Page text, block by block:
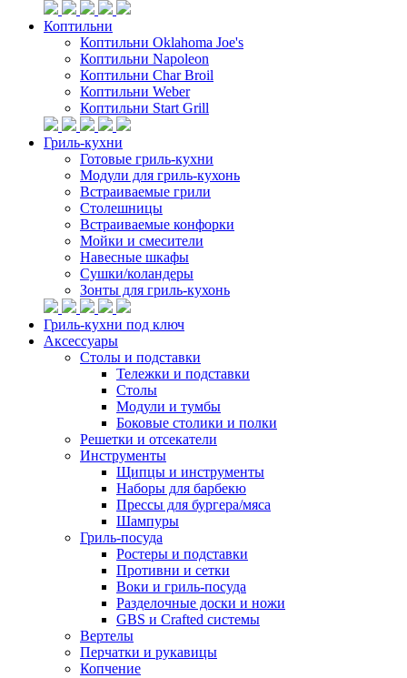
Коптильни
Коптильни Oklahoma Joe's
Коптильни Napoleon
Коптильни Char Broil
Коптильни Weber
Коптильни Start Grill
Гриль-кухни
Готовые гриль-кухни
Модули для гриль-кухонь
Встраиваемые грили
Столешницы
Встраиваемые конфорки
Мойки и смесители
Навесные шкафы
Сушки/коландеры
Зонты для гриль-кухонь
Гриль-кухни под ключ
Аксессуары
Столы и подставки
Тележки и подставки
Столы
Модули и тумбы
Боковые столики и полки
Решетки и отсекатели
Инструменты
Щипцы и инструменты
Наборы для барбекю
Прессы для бургера/мяса
Шампуры
Гриль-посуда
Ростеры и подставки
Противни и сетки
Воки и гриль-посуда
Разделочные доски и ножи
GBS и Crafted системы
Вертелы
Перчатки и рукавицы
Копчение